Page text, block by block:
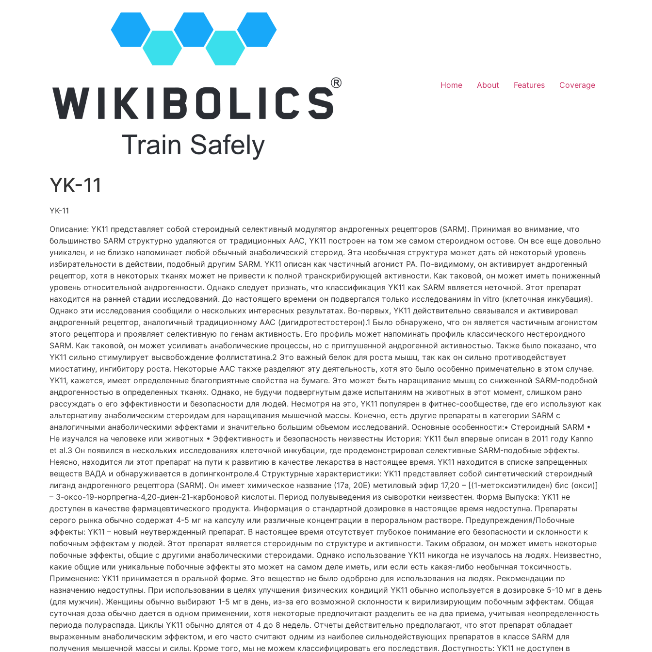
Home About Features Coverage
YK-11
YK-11
Описание: YK11 представляет собой стероидный селективный модулятор андрогенных рецепторов (SARM). Принимая во внимание, что
большинство SARM структурно удаляются от традиционных ААС, YK11 построен на том же самом стероидном остове. Он все еще довольно
уникален, и не близко напоминает любой обычный анаболический стероид. Эта необычная структура может дать ей некоторый уровень
избирательности в действии, подобный другим SARM. YK11 описан как частичный агонист РА. По-видимому, он активирует андрогенный
рецептор, хотя в некоторых тканях может не привести к полной транскрибирующей активности. Как таковой, он может иметь пониженный
уровень относительной андрогенности. Однако следует признать, что классификация YK11 как SARM является неточной. Этот препарат
находится на ранней стадии исследований. До настоящего времени он подвергался только исследованиям in vitro (клеточная инкубация).
Однако эти исследования сообщили о нескольких интересных результатах. Во-первых, YK11 действительно связывался и активировал
андрогенный рецептор, аналогичный традиционному ААС (дигидротестостерон).1 Было обнаружено, что он является частичным агонистом
этого рецептора и проявляет селективную по генам активность. Его профиль может напоминать профиль классического нестероидного
SARM. Как таковой, он может усиливать анаболические процессы, но с приглушенной андрогенной активностью. Также было показано, что
YK11 сильно стимулирует высвобождение фоллистатина.2 Это важный белок для роста мышц, так как он сильно противодействует
миостатину, ингибитору роста. Некоторые ААС также разделяют эту деятельность, хотя это было особенно примечательно в этом случае.
YK11, кажется, имеет определенные благоприятные свойства на бумаге. Это может быть наращивание мышц со сниженной SARM-подобной
андрогенностью в определенных тканях. Однако, не будучи подвергнутым даже испытаниям на животных в этот момент, слишком рано
рассуждать о его эффективности и безопасности для людей. Несмотря на это, YK11 популярен в фитнес-сообществе, где его используют как
альтернативу анаболическим стероидам для наращивания мышечной массы. Конечно, есть другие препараты в категории SARM с
аналогичными анаболическими эффектами и значительно большим объемом исследований. Основные особенности:• Стероидный SARM •
Не изучался на человеке или животных • Эффективность и безопасность неизвестны История: YK11 был впервые описан в 2011 году Kanno
et al.3 Он появился в нескольких исследованиях клеточной инкубации, где продемонстрировал селективные SARM-подобные эффекты.
Неясно, находится ли этот препарат на пути к развитию в качестве лекарства в настоящее время. YK11 находится в списке запрещенных
веществ ВАДА и обнаруживается в допингконтроле.4 Структурные характеристики: YK11 представляет собой синтетический стероидный
лиганд андрогенного рецептора (SARM). Он имеет химическое название (17a, 20E) метиловый эфир 17,20 – [(1-метоксиэтилиден) бис (окси)]
– 3-оксо-19-норпрегна-4,20-диен-21-карбоновой кислоты. Период полувыведения из сыворотки неизвестен. Форма Выпуска: YK11 не
доступен в качестве фармацевтического продукта. Информация о стандартной дозировке в настоящее время недоступна. Препараты
серого рынка обычно содержат 4-5 мг на капсулу или различные концентрации в пероральном растворе. Предупреждения/Побочные
эффекты: YK11 – новый неутвержденный препарат. В настоящее время отсутствует глубокое понимание его безопасности и склонности к
побочным эффектам у людей. Этот препарат является стероидным по структуре и активности. Таким образом, он может иметь некоторые
побочные эффекты, общие с другими анаболическими стероидами. Однако использование YK11 никогда не изучалось на людях. Неизвестно,
какие общие или уникальные побочные эффекты это может на самом деле иметь, или если есть какая-либо необычная токсичность.
Применение: YK11 принимается в оральной форме. Это вещество не было одобрено для использования на людях. Рекомендации по
назначению недоступны. При использовании в целях улучшения физических кондиций YK11 обычно используется в дозировке 5-10 мг в день
(для мужчин). Женщины обычно выбирают 1-5 мг в день, из-за его возможной склонности к вирилизирующим побочным эффектам. Общая
суточная доза обычно дается в одном применении, хотя некоторые предпочитают разделить ее на два приема, учитывая неопределенность
периода полураспада. Циклы YK11 обычно длятся от 4 до 8 недель. Отчеты действительно предполагают, что этот препарат обладает
выраженным анаболическим эффектом, и его часто считают одним из наиболее сильнодействующих препаратов в классе SARM для
получения мышечной массы и силы. Кроме того, мы не можем классифицировать его последствия. Доступность: YK11 не доступен в